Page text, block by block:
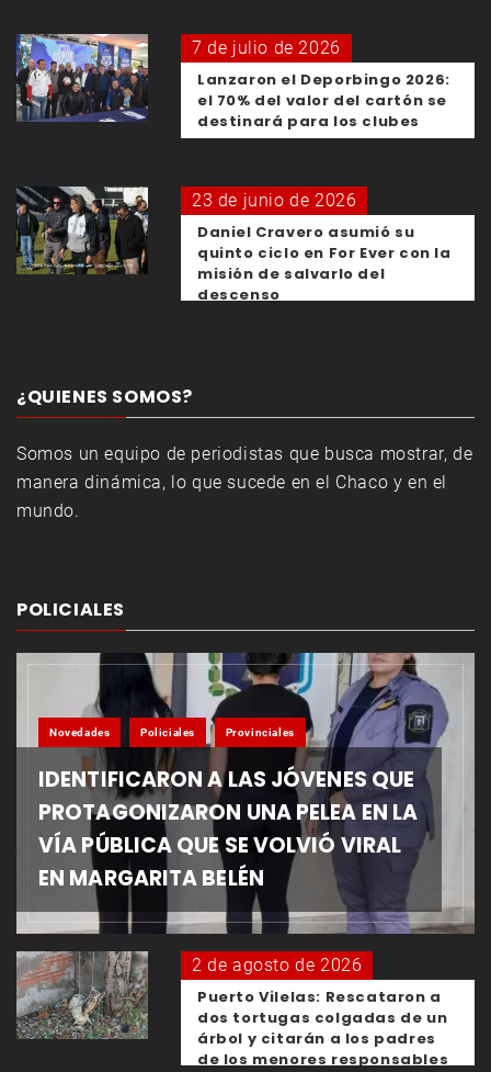
7 de julio de 2026
Lanzaron el Deporbingo 2026:
el 70% del valor del cartón se
destinará para los clubes
23 de junio de 2026
Daniel Cravero asumió su
quinto ciclo en For Ever con la
misión de salvarlo del
descenso
¿QUIENES SOMOS?
Somos un equipo de periodistas que busca mostrar, de
manera dinámica, lo que sucede en el Chaco y en el
mundo.
POLICIALES
Novedades Policiales Provinciales
IDENTIFICARON A LAS JÓVENES QUE
PROTAGONIZARON UNA PELEA EN LA
VÍA PÚBLICA QUE SE VOLVIÓ VIRAL
EN MARGARITA BELÉN
2 de agosto de 2026
Puerto Vilelas: Rescataron a
dos tortugas colgadas de un
árbol y citarán a los padres
de los menores responsables